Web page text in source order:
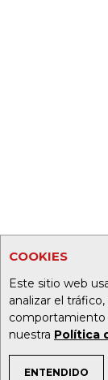
COOKIES
Este sitio web
analizar el
comportamiento
nuestra Política
ENTENDIDO